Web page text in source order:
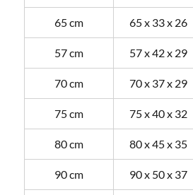
65 cm 65 x 33 x 26
57 cm 57 x 42 x 29
70 cm 70 x 37 x 29
75 cm 75 x 40 x 32
80 cm 80 x 45 x 35
90 cm 90 x 50 x 37